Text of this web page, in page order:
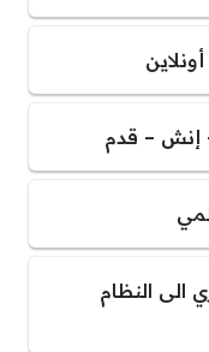
إنش – قدم
الى النظام